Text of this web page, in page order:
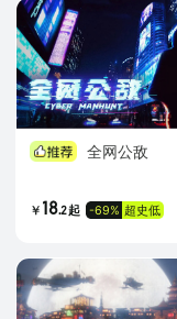
全网公敌
￥ 18 2起 -69% 超史低